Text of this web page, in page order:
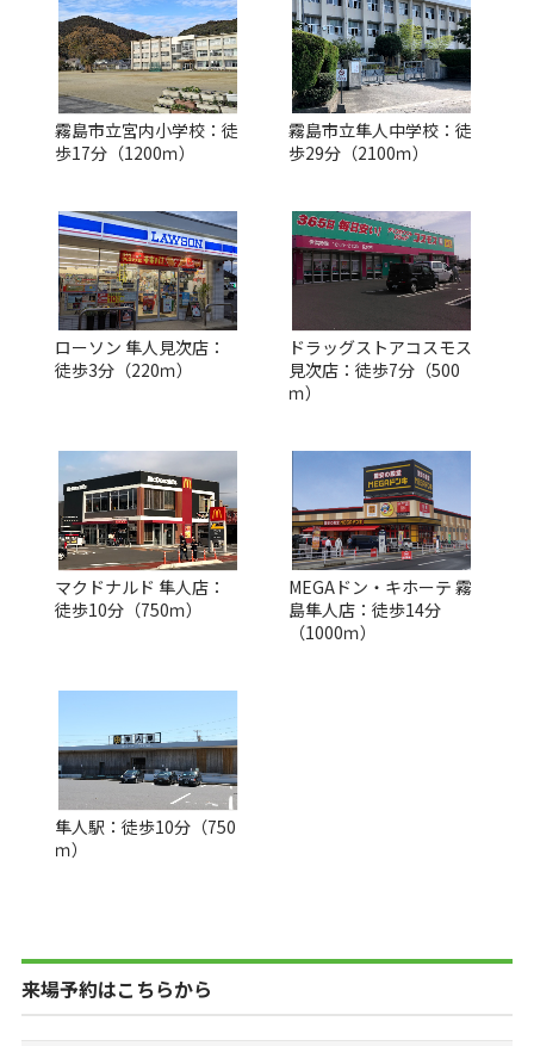
霧島市立宮内小学校：徒
歩17分（1200ｍ）
霧島市立隼人中学校：徒
歩29分（2100ｍ）
ローソン 隼人見次店：
徒歩3分（220ｍ）
ドラッグストアコスモス
見次店：徒歩7分（500
ｍ）
マクドナルド 隼人店：
徒歩10分（750ｍ）
MEGAドン・キホーテ 霧
島隼人店：徒歩14分
（1000ｍ）
隼人駅：徒歩10分（750
ｍ）
来場予約はこちらから